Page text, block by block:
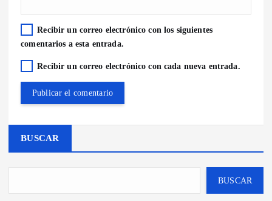
Recibir un correo electrónico con los siguientes
comentarios a esta entrada.
Recibir un correo electrónico con cada nueva entrada.
BUSCAR
BUSCAR